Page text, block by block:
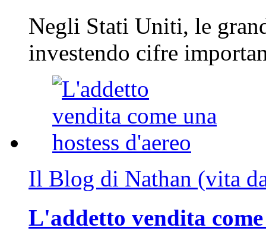
Negli Stati Uniti, le
investendo cifre
Il Blog di Nathan (vita
L'addetto vendita